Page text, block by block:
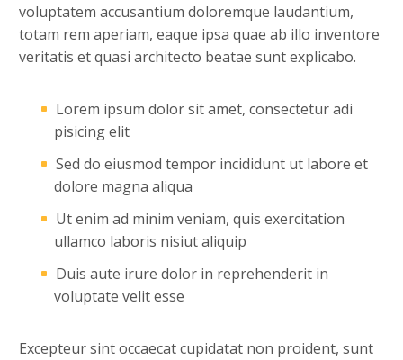
voluptatem accusantium doloremque laudantium,
totam rem aperiam, eaque ipsa quae ab illo inventore
veritatis et quasi architecto beatae sunt explicabo.
Lorem ipsum dolor sit amet, consectetur adi
pisicing elit
Sed do eiusmod tempor incididunt ut labore et
dolore magna aliqua
Ut enim ad minim veniam, quis exercitation
ullamco laboris nisiut aliquip
Duis aute irure dolor in reprehenderit in
voluptate velit esse
Excepteur sint occaecat cupidatat non proident, sunt